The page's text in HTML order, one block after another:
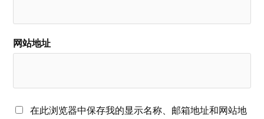
网站地址
在此浏览器中保存我的显示名称、邮箱地址和网站地